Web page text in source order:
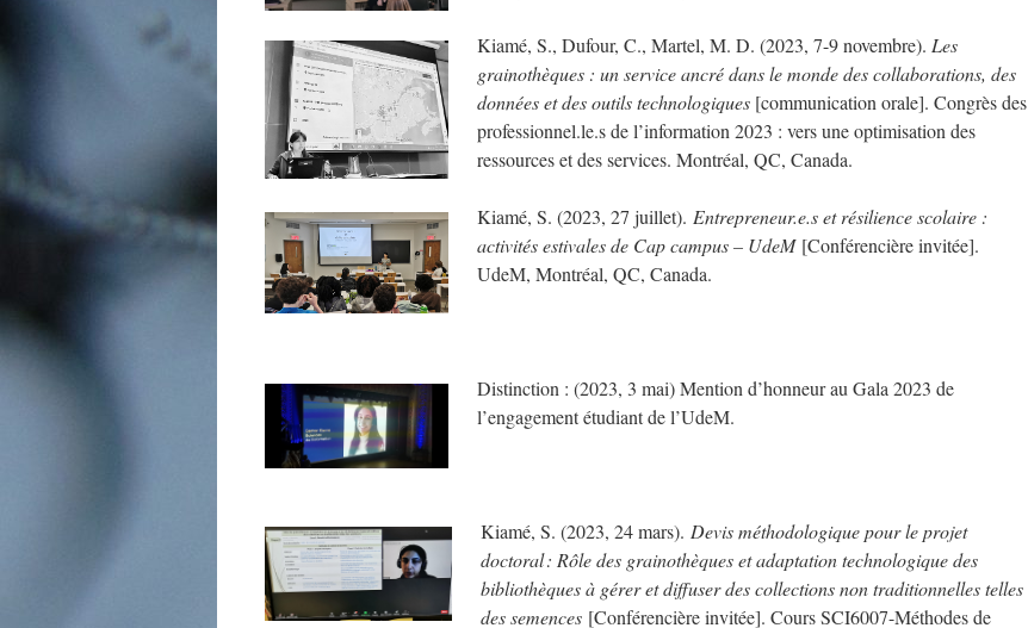
Kiamé, S., Dufour, C., Martel, M. D. (2023, 7-9 novembre). Les
grainothèques : un service ancré dans le monde des collaborations, des
données et des outils technologiques [communication orale]. Congrès des
professionnel.le.s de l’information 2023 : vers une optimisation des
ressources et des services. Montréal, QC, Canada.
Kiamé, S. (2023, 27 juillet). Entrepreneur.e.s et résilience scolaire :
activités estivales de Cap campus – UdeM[Conférencière invitée].
UdeM, Montréal, QC, Canada.
Distinction : (2023, 3 mai) Mention d’honneur au Gala 2023 de
l’engagement étudiant de l’UdeM.
Kiamé, S. (2023, 24 mars). Devis méthodologique pour le projet
doctoral : Rôle des grainothèques et adaptation technologique des
bibliothèques à gérer et diffuser des collections non traditionnelles telles
des semences [Conférencière invitée]. Cours SCI6007-Méthodes de